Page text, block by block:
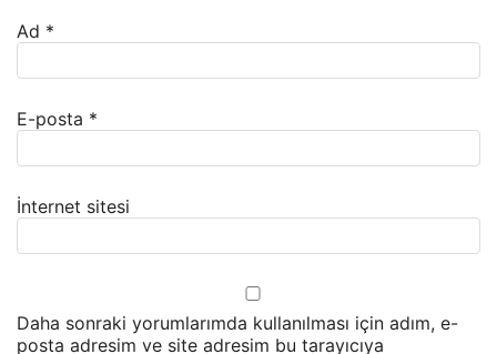
Ad *
E-posta *
İnternet sitesi
Daha sonraki yorumlarımda kullanılması için adım, e-
posta adresim ve site adresim bu tarayıcıya